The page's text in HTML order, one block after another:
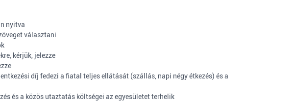
nyitva
választani
kérjük, jelezze
díj fedezi a fiatal teljes ellátását (szállás, napi négy étkezés) és a
és a közös utaztatás költségei az egyesületet terhelik